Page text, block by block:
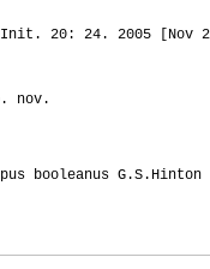
Init. 20: 24. 2005 [Nov
nov.
booleanus G.S.Hinton